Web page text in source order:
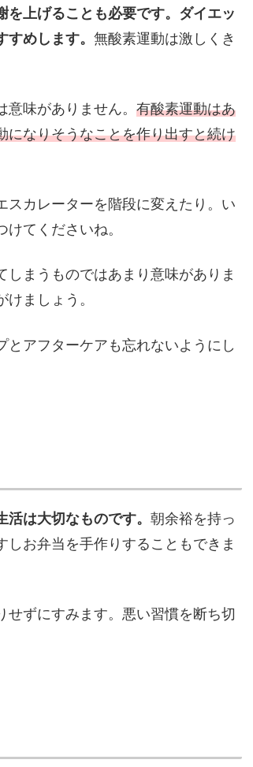
上げることも必要です。ダイエッ
めします。 無酸素運動は激しくき
味がありません。 有酸素運動はあ
になりそうなことを作り出すと続け
スカレーターを階段に変えたり。い
てくださいね。
まうものではあまり意味がありま
ましょう。
アフターケアも忘れないようにし
は大切なものです。 朝余裕を持っ
お弁当を手作りすることもできま
ずにすみます。悪い習慣を断ち切